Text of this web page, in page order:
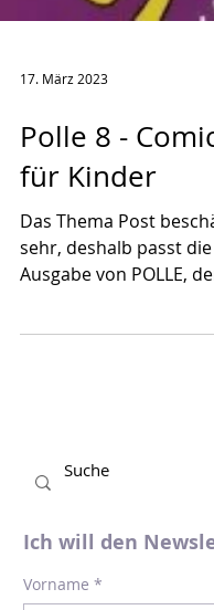
17. März 2023
Polle 8 -
für Kinder
Das Thema Post